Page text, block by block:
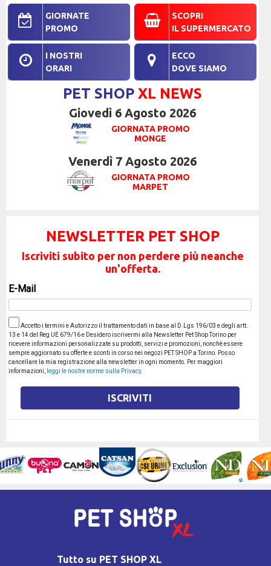
GIORNATE
PROMO
I NOSTRI
ORARI
SCOPRI
IL SUPERMERCATO
ECCO
DOVE SIAMO
PET SHOP XL NEWS
Giovedì6 Agosto 2026
GIORNATA PROMO
MONGE
Venerdì7 Agosto 2026
GIORNATA PROMO
MARPET
NEWSLETTER PET SHOP
Iscriviti subito per non perdere più neanche
un'offerta.
E-Mail
Accetto i termini e Autorizzo il trattamento dati in base al D.Lgs 196/03 e degli artt.
13 e 14 del Reg UE 679/16 e Desidero iscrivermi alla Newsletter Pet Shop Torino per
ricevere informazioni personalizzate su prodotti, servizi e promozioni, nonchè essere
sempre aggiornato su offerte e sconti in corso nei negozi PET SHOP a Torino. Posso
cancellare la mia registrazione alla newsletter in ogni momento. Per maggiori
informazioni,
leggi le nostre norme sulla Privacy.
ISCRIVITI
Tutto su PET SHOP XL